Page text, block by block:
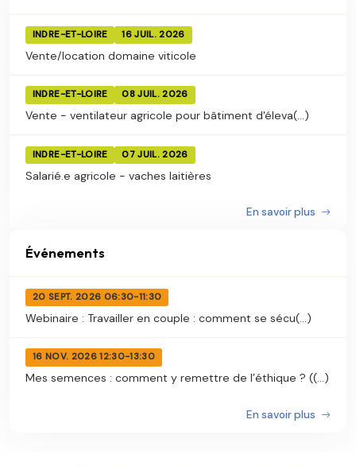
INDRE-ET-LOIRE 16 JUIL. 2026
Vente/location domaine viticole
INDRE-ET-LOIRE 08 JUIL. 2026
Vente - ventilateur agricole pour bâtiment d'éleva(...)
INDRE-ET-LOIRE 07 JUIL. 2026
Salarié.e agricole - vaches laitières
En savoir plus
Événements
20 SEPT. 2026 06:30-11:30
Webinaire : Travailler en couple : comment se sécu(...)
16 NOV. 2026 12:30-13:30
Mes semences : comment y remettre de l’éthique ? ((...)
En savoir plus